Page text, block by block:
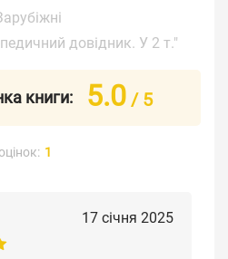
довідник. У 2 т."
книги: 5.0 / 5
1
17 січня 2025